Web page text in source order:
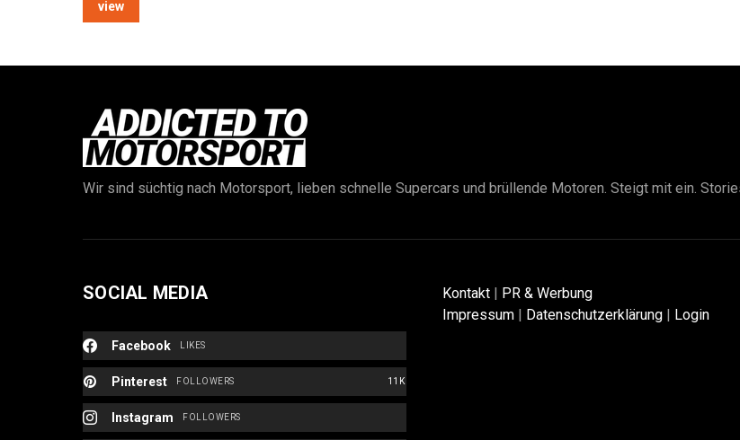
view
Wir sind süchtig nach Motorsport, lieben schnelle Supercars und brüllende Motoren. Steigt mit ein.
SOCIAL MEDIA
Facebook LIKES
Pinterest 11K
FOLLOWERS
Instagram FOLLOWERS
Kontakt | PR & Werbung
Impressum | Datenschutzerklärung | Login